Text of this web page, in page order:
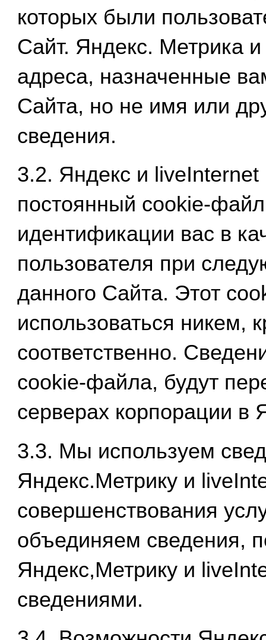
которых были
Сайт. Яндекс. Метрика
адреса, назначенные
Сайта, но не имя или
сведения.
3.2. Яндекс и
постоянный cookie-
идентификации вас в
пользователя при
данного Сайта. Этот
использоваться никем,
соответственно.
cookie-файла, будут
серверах корпорации в
3.3. Мы используем
Яндекс.Метрику и
совершенствования
объединяем сведения,
Яндекс,Метрику и
сведениями.